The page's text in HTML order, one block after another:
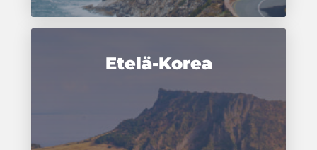
Etelä-Korea